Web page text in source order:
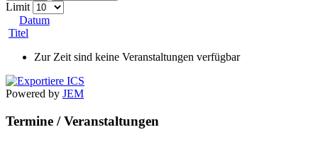
Limit
Datum
Titel
Zur Zeit sind keine Veranstaltungen verfügbar
Powered by JEM
Termine / Veranstaltungen